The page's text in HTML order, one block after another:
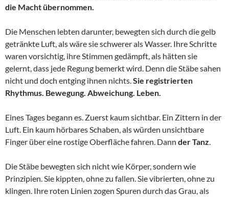
die Macht übernommen.
Die Menschen lebten darunter, bewegten sich durch die gelb
getränkte Luft, als wäre sie schwerer als Wasser. Ihre Schritte
waren vorsichtig, ihre Stimmen gedämpft, als hätten sie
gelernt, dass jede Regung bemerkt wird. Denn die Stäbe sahen
nicht und doch entging ihnen nichts. Sie registrierten
Rhythmus. Bewegung. Abweichung. Leben.
Eines Tages begann es. Zuerst kaum sichtbar. Ein Zittern in der
Luft. Ein kaum hörbares Schaben, als würden unsichtbare
Finger über eine rostige Oberfläche fahren. Dann der Tanz
Die Stäbe bewegten sich nicht wie Körper, sondern wie
Prinzipien. Sie kippten, ohne zu fallen. Sie vibrierten, ohne zu
klingen. Ihre roten Linien zogen Spuren durch das Grau, als